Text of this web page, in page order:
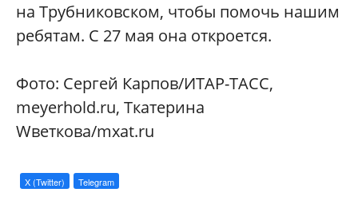
на Трубниковском, чтобы помочь нашим
ребятам. С 27 мая она откроется.
Фото: Сергей Карпов/ИТАР-ТАСС,
meyerhold.ru, Tкатерина
Wветкова/mxat.ru
X (Twitter) Telegram